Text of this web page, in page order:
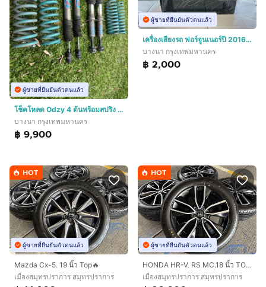
ผู้ขายที่ยืนยันตัวตนแล้ว
โช็คโหลด Odzy 4 ต้นพร้อมสปริง ใส่ฟอร์จูนเนอร์ปี 2016
บางนา กรุงเทพมหานคร
฿ 9,900
ผู้ขายที่ยืนยันตัวตนแล้ว
เครื่องเสียงรถ ฟอร์จูนเนอร์ปี 2016 + กล้องถอย สภาพสวยใช้งานได้ปรกติ
บางนา กรุงเทพมหานคร
฿ 2,000
HOT
ผู้ขายที่ยืนยันตัวตนแล้ว
Mazda Cx-5. 19 นิ้ว Top🔥
เมืองสมุทรปราการ สมุทรปราการ
HOT
ผู้ขายที่ยืนยันตัวตนแล้ว
HONDA HR-V. RS MC.18 นิ้ว TOP‼️
เมืองสมุทรปราการ สมุทรปราการ